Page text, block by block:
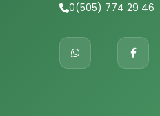
0(505) 774 29 46